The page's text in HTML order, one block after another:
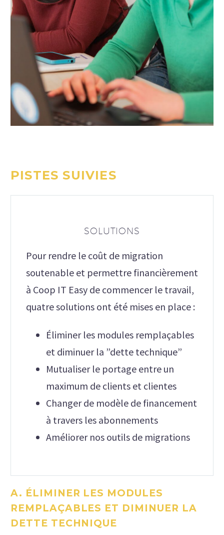
PISTES SUIVIES
SOLUTIONS
Pour rendre le coût de migration
soutenable et permettre financièrement
à Coop IT Easy de commencer le travail,
quatre solutions ont été mises en place :
Éliminer les modules remplaçables
et diminuer la ”dette technique”
Mutualiser le portage entre un
maximum de clients et clientes
Changer de modèle de financement
à travers les abonnements
Améliorer nos outils de migrations
A. ÉLIMINER LES MODULES
REMPLAÇABLES ET DIMINUER LA
DETTE TECHNIQUE